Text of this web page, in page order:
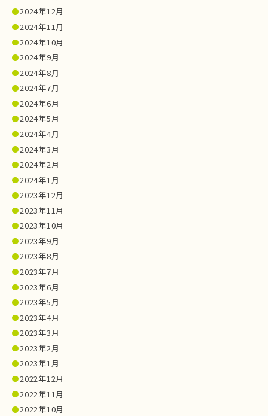
2024年12月
2024年11月
2024年10月
2024年9月
2024年8月
2024年7月
2024年6月
2024年5月
2024年4月
2024年3月
2024年2月
2024年1月
2023年12月
2023年11月
2023年10月
2023年9月
2023年8月
2023年7月
2023年6月
2023年5月
2023年4月
2023年3月
2023年2月
2023年1月
2022年12月
2022年11月
2022年10月